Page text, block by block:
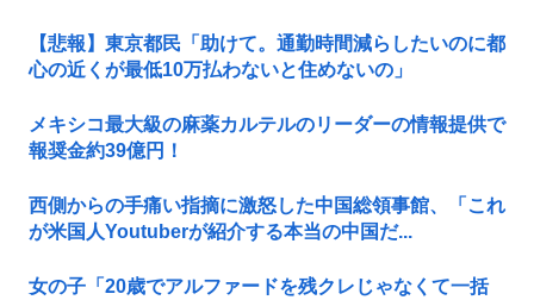
【悲報】東京都民「助けて。通勤時間減らしたいのに都
心の近くが最低10万払わないと住めないの」
メキシコ最大級の麻薬カルテルのリーダーの情報提供で
報奨金約39億円！
西側からの手痛い指摘に激怒した中国総領事館、「これ
が米国人Youtuberが紹介する本当の中国だ...
女の子「20歳でアルファードを残クレじゃなくて一括